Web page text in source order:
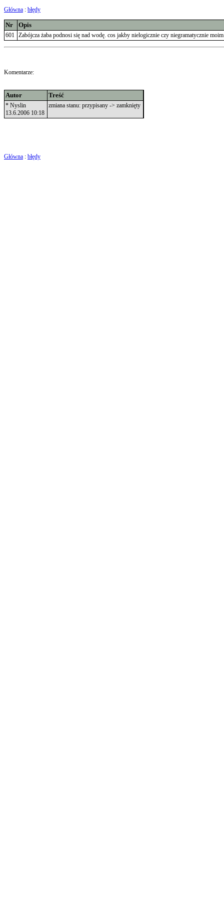
Główna : błędy
Nr Opis
601 Zabójcza żaba podnosi się nad wodę. cos jakby nielogicznie czy niegramatycznie
Komentarze:
Autor Treść
* Nyslin
13.6.2006 10:18
zmiana stanu: przypisany -> zamknięty
Główna : błędy